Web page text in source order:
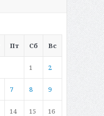
Пт Сб Вс
1 2
7 8 9
14 15 16